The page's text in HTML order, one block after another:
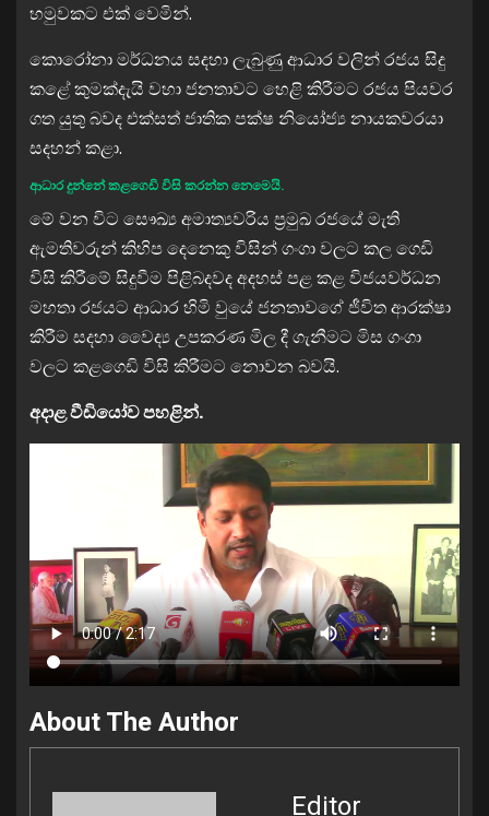
හමුවකට එක් වෙමින්.
කොරෝනා මර්ධනය සදහා ලැබුණු ආධාර වලින් රජය සිදු
කළේ කුමක්දැයි වහා ජනතාවට හෙළි කිරීමට රජය පියවර
ගත යුතු බවද එක්සත් ජාතික පක්ෂ නියෝජ්‍ය නායකවරයා
සදහන් කළා.
ආධාර දුන්නේ කළගෙඩි විසි කරන්න නෙමෙයි.
මේ වන විට සෞඛ්‍ය අමාත්‍යවරිය ප්‍රමුඛ රජයේ මැති
ඇමතිවරුන් කිහිප දෙනෙකු විසින් ගංගා වලට කල ගෙඩි
විසි කිරීමේ සිදුවීම පිළිබදවද අදහස් පළ කළ විජයවර්ධන
මහතා රජයට ආධාර හිමි වුයේ ජනතාවගේ ජීවිත ආරක්ෂා
කිරීම සදහා වෛද්‍ය උපකරණ මිල දී ගැනීමට මිස ගංගා
වලට කළගෙඩි විසි කිරීමට නොවන බවයි.
අදාළ වීඩියෝව පහළින්.
About The Author
Editor